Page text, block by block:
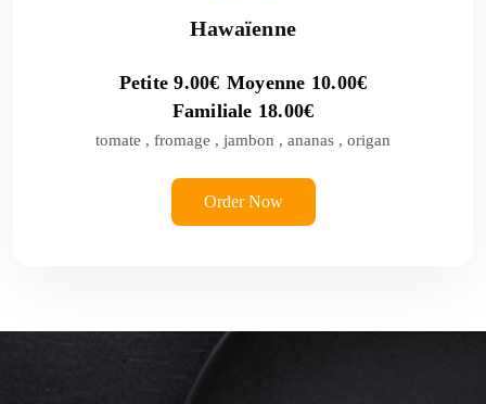
Hawaïenne
Petite9.00€ Moyenne 10.00€
Familiale 18.00€
tomate , fromage , jambon , ananas , origan
Order Now